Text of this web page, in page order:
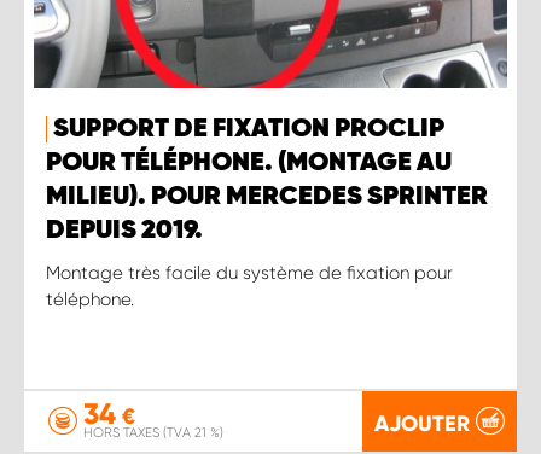
SUPPORT DE FIXATION PROCLIP
POUR TÉLÉPHONE. (MONTAGE AU
MILIEU). POUR MERCEDES SPRINTER
DEPUIS 2019.
Montage très facile du système de fixation pour
téléphone.
34 €
HORS TAXES (TVA 21 %) AJOUTER